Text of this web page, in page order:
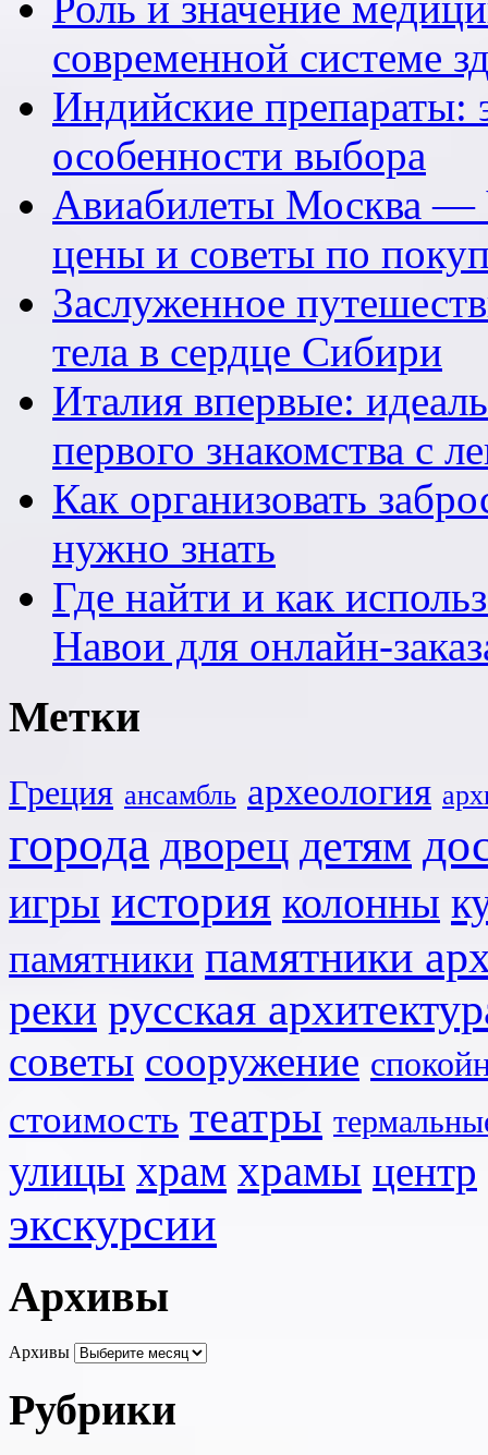
современной системе
Индийские препараты:
особенности выбора
Авиабилеты Москва —
цены и советы по
Заслуженное
тела в сердце Сибири
Италия впервые:
первого знакомства с
Как организовать
нужно знать
Где найти и как
Навои для онлайн-
Метки
Греция ансамбль археология
города дворец детям
игры история колонны
памятники памятники
реки русская
советы сооружение
стоимость театры
улицы храм храмы центр
экскурсии
Архивы
Архивы
Рубрики